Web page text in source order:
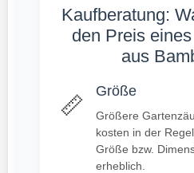
Kaufberatung:
den Preis
aus
📏
Größe
Größere
kosten in der
Größe bzw.
erheblich.